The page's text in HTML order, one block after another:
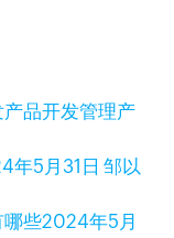
产品开发管理产
年5月31日 邹以
哪些2024年5月